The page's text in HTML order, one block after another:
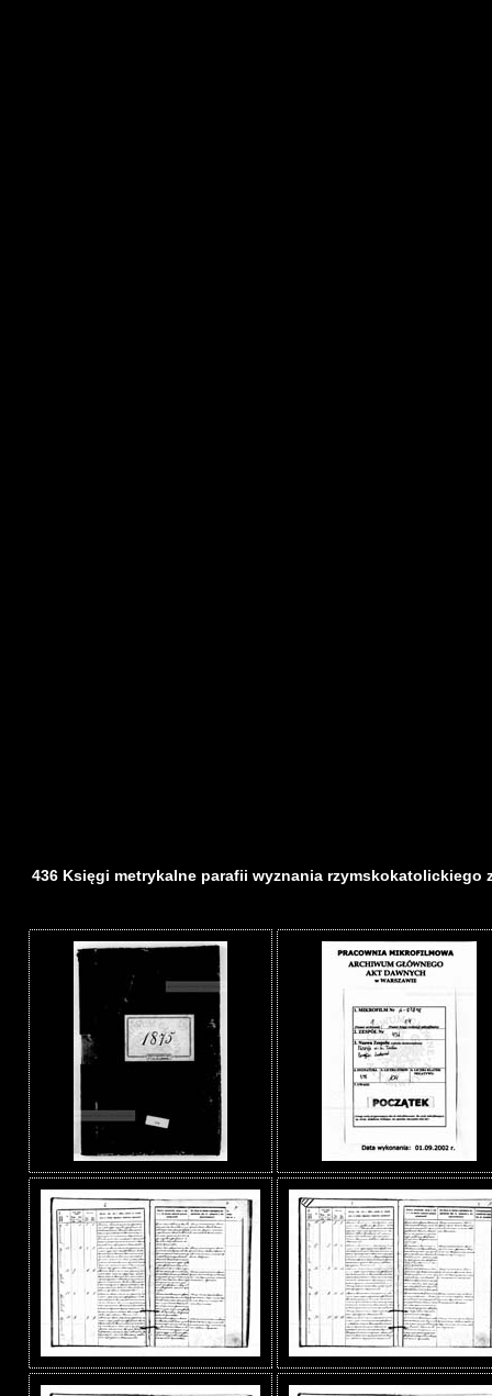
436 Księgi metrykalne parafii wyznania rzymskokatolickiego